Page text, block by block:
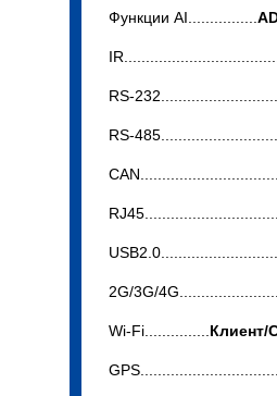
Функции AI................
RS-
RS-
2G/3G/
Wi-Fi............... Клиент/